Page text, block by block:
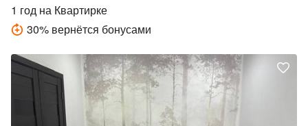
1 год на Квартирке
30% вернётся бонусами